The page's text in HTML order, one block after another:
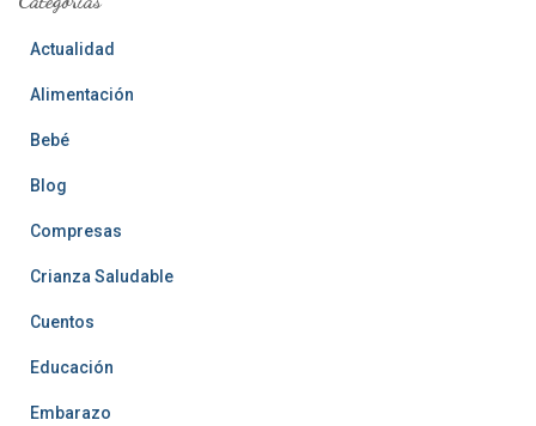
Actualidad
Alimentación
Bebé
Blog
Compresas
Crianza Saludable
Cuentos
Educación
Embarazo